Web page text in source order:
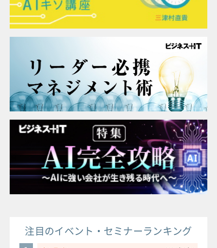
注目のイベント・セミナーランキング